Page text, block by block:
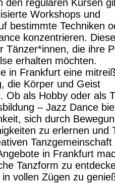
den regulären Kursen
Workshops und
bestimmte Techniken
konzentrieren. Diese
Tänzer*innen, die ihre
erhalten möchten.
in Frankfurt eine
die Körper und Geist
Ob als Hobby oder als
– Jazz Dance
sich durch
zu erlernen und
Tanzgemeinschaft
in Frankfurt
Tanzform zu
vollen Zügen zu